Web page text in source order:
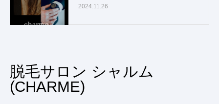
2024.11.26
脱毛サロン シャルム
(CHARME)